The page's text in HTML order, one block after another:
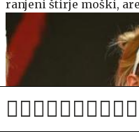
ranjeni štirje moški,